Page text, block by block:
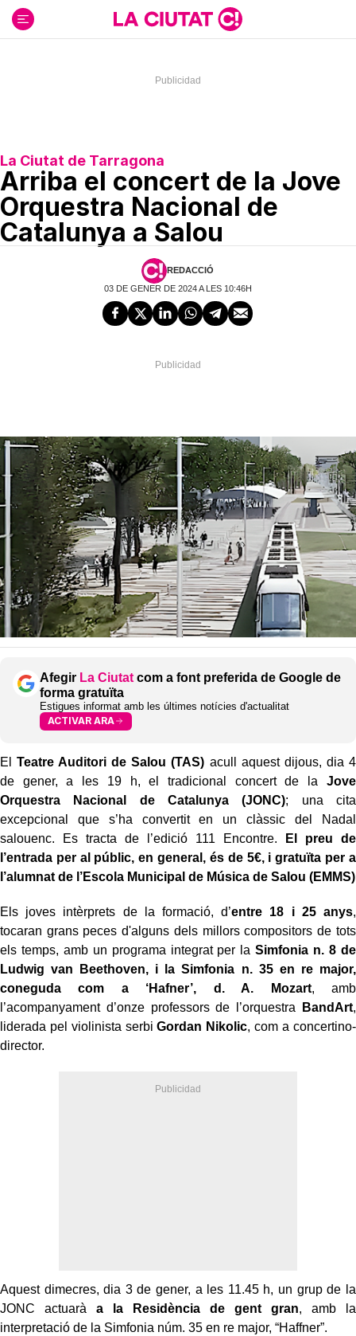
contenido
La Ciutat de Tarragona
Arriba el concert de la Jove
Orquestra Nacional de
Catalunya a Salou
REDACCIÓ
03 DE GENER DE 2024 A LES 10:46H
Afegir La Ciutat com a font preferida de Google de
forma gratuïta
Estigues informat amb les últimes notícies d'actualitat
ACTIVAR ARA
ElTeatre Auditori de Salou (TAS) acull aquest dijous, dia 4
de gener, a les 19 h, el tradicional concert de la Jove
Orquestra Nacional de Catalunya (JONC); una cita
excepcional que s’ha convertit en un clàssic del Nadal
salouenc. Es tracta de l’edició 111 Encontre.
El preu de
l’entrada per al públic, en general, és de 5€, i gratuïta per a
l’alumnat de l’Escola Municipal de Música de Salou (EMMS)
Els joves intèrprets de la formació, d’entre 18 i 25 anys,
tocaran grans peces d'alguns dels millors compositors de tots
els temps, amb un programa integrat per laSimfonia n. 8 de
Ludwig van Beethoven, i la Simfonia n. 35 en re major,
coneguda com a ‘Hafner’, d. A. Mozart, amb
l’acompanyament d’onze professors de l’orquestra
BandArt,
liderada pel violinista serbi Gordan Nikolic, com a concertino-
director.
Aquest dimecres, dia 3 de gener, a les 11.45 h, un grup de la
JONC actuarà a la Residència de gent gran, amb la
interpretació de la Simfonia núm. 35 en re major, “Haffner”.